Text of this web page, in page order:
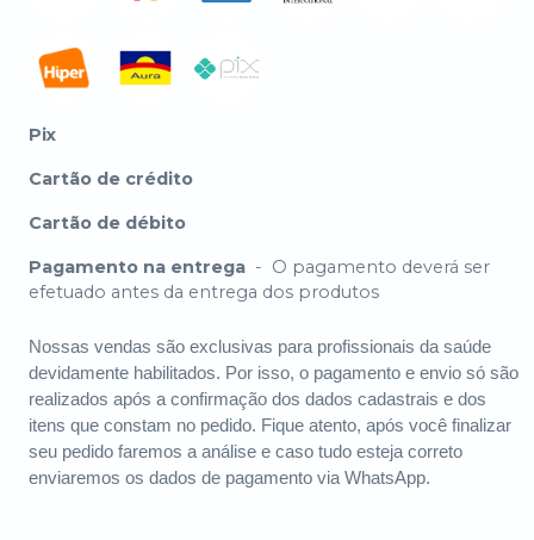
Pix
Cartão de crédito
Cartão de débito
Pagamento na entrega - O pagamento deverá ser
efetuado antes da entrega dos produtos
Nossas vendas são exclusivas para profissionais da saúde
devidamente habilitados. Por isso, o pagamento e envio só são
realizados após a confirmação dos dados cadastrais e dos
itens que constam no pedido. Fique atento, após você finalizar
seu pedido faremos a análise e caso tudo esteja correto
enviaremos os dados de pagamento via WhatsApp.